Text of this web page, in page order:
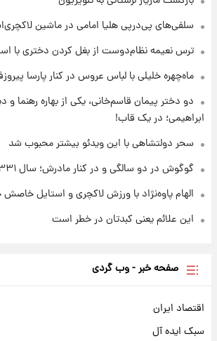
۱۱ ساعت پیش
۱۷ مرداد ۱۴۰۵
سلفی‌های پی‌درپی هلیا امامی در ماشین
ترس نعیمه نظام‌دوست از بغل کردن دختری با
ماه‌چهره خلیلی با لباس عروس در کنار پارسا
دو دختر پیمان قاسم‌خانی، یکی از بهاره رهنما و
ابراهیمی؛ در یک قاب!
سحر دولتشاهی با این ویدئو بیشتر محبوب شد
گوگوش در دو سالگی و در کنار مادرش؛ سال ۱۳۳۱
الهام پاوه‌نژاد با ورزش لاکچری و استایل
این علائم یعنی کبدتان در خطر است
صفحه خبر - وب گردی
اقتصاد ایران
سبک ایده آل